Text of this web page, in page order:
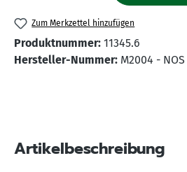
Zum Merkzettel hinzufügen
Produktnummer: 11345.6
Hersteller-Nummer: M2004 - NOS
Artikelbeschreibung